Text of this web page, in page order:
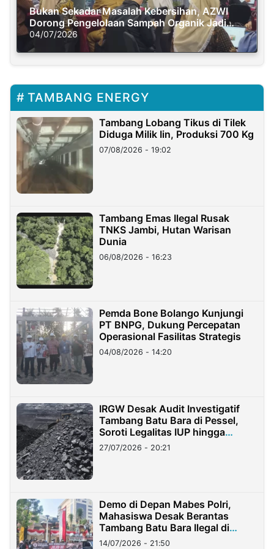
Bukan Sekadar Masalah Kebersihan, AZWI
Dorong Pengelolaan Sampah Organik Jadi
Solusi Krisis Iklim
04/07/2026
TAMBANG ENERGY
Tambang Lobang Tikus di Tilek
Diduga Milik Iin, Produksi 700 Kg
07/08/2026 - 19:02
Tambang Emas Ilegal Rusak
TNKS Jambi, Hutan Warisan
Dunia
06/08/2026 - 16:23
Pemda Bone Bolango Kunjungi
PT BNPG, Dukung Percepatan
Operasional Fasilitas Strategis
04/08/2026 - 14:20
IRGW Desak Audit Investigatif
Tambang Batu Bara di Pessel,
Soroti Legalitas IUP hingga
Stockpile
27/07/2026 - 20:21
Demo di Depan Mabes Polri,
Mahasiswa Desak Berantas
Tambang Batu Bara Ilegal di
Lampung
14/07/2026 - 21:50